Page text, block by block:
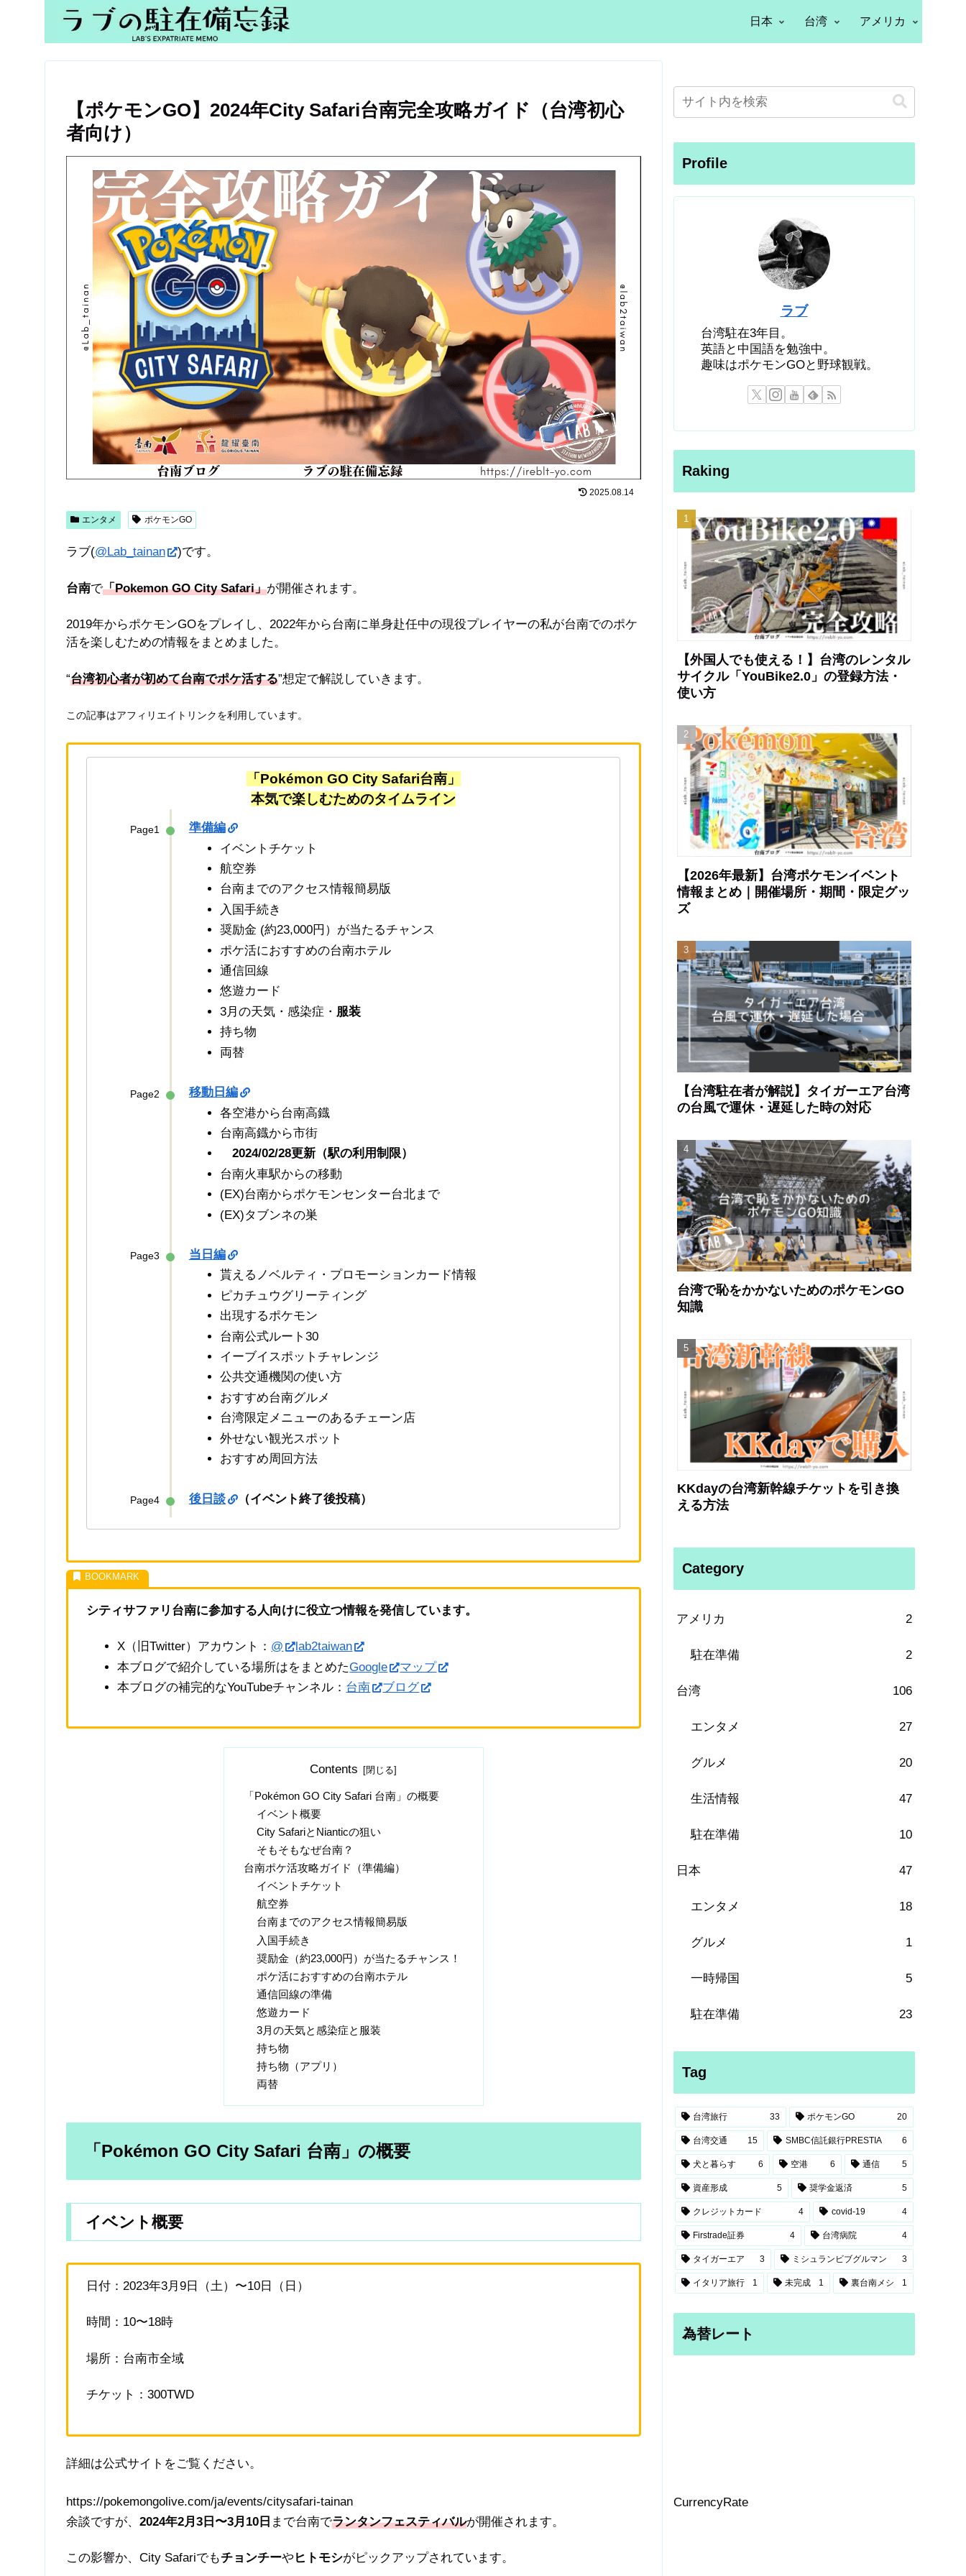
日本 台湾 アメリカ
【ポケモンGO】2024年City Safari台南完全攻略ガイド（台湾初心
者向け）
2025.08.14
エンタメ ポケモンGO
ラブ(@Lab_tainan )です。
台南で「Pokemon GO City Safari」が開催されます。
2019年からポケモンGOをプレイし、2022年から台南に単身赴任中の現役プレイヤーの私が台南でのポケ
活を楽しむための情報をまとめました。
“台湾初心者が初めて台南でポケ活する”想定で解説していきます。
この記事はアフィリエイトリンクを利用しています。
「Pokémon GO City Safari台南」
本気で楽しむためのタイムライン
Page1
準備編
イベントチケット
航空券
台南までのアクセス情報簡易版
入国手続き
奨励金 (約23,000円）が当たるチャンス
ポケ活におすすめの台南ホテル
通信回線
悠遊カード
3月の天気・感染症・ 服装
持ち物
両替
Page2
移動日編
各空港から台南高鐡
台南高鐡から市街
2024/02/28更新（駅の利用制限）
台南火車駅からの移動
(EX)台南からポケモンセンター台北まで
(EX)タブンネの巣
Page3
当日編
貰えるノベルティ・プロモーションカード情報
ピカチュウグリーティング
出現するポケモン
台南公式ルート30
イーブイスポットチャレンジ
公共交通機関の使い方
おすすめ台南グルメ
台湾限定メニューのあるチェーン店
外せない観光スポット
おすすめ周回方法
Page4 後日談 （イベント終了後投稿）
シティサファリ台南に参加する人向けに役立つ情報を発信しています。
X（旧Twitter）アカウント： @
lab2taiwan
本ブログで紹介している場所はをまとめたGoogle
マップ
本ブログの補完的なYouTubeチャンネル： 台南 ブログ
Contents
「Pokémon GO City Safari 台南」の概要
イベント概要
City SafariとNianticの狙い
そもそもなぜ台南？
台南ポケ活攻略ガイド（準備編）
イベントチケット
航空券
台南までのアクセス情報簡易版
入国手続き
奨励金（約23,000円）が当たるチャンス！
ポケ活におすすめの台南ホテル
通信回線の準備
悠遊カード
3月の天気と感染症と服装
持ち物
持ち物（アプリ）
両替
「Pokémon GO City Safari 台南」の概要
イベント概要
日付：2023年3月9日（土）〜10日（日）
時間：10〜18時
場所：台南市全域
チケット：300TWD
詳細は公式サイトをご覧ください。
https://pokemongolive.com/ja/events/citysafari-tainan
余談ですが、 2024年2月3日〜3月10日 まで台南でランタンフェスティバルが開催されます。
この影響か、City Safariでもチョンチーやヒトモシがピックアップされています。
Profile
ラブ
台湾駐在3年目。
英語と中国語を勉強中。
趣味はポケモンGOと野球観戦。
Raking
【外国人でも使える！】台湾のレンタル
サイクル「YouBike2.0」の登録方法・
使い方
【2026年最新】台湾ポケモンイベント
情報まとめ｜開催場所・期間・限定グッ
ズ
【台湾駐在者が解説】タイガーエア台湾
の台風で運休・遅延した時の対応
台湾で恥をかかないためのポケモンGO
知識
KKdayの台湾新幹線チケットを引き換
える方法
Category
アメリカ 2
駐在準備 2
台湾 106
エンタメ 27
グルメ 20
生活情報 47
駐在準備 10
日本 47
エンタメ 18
グルメ 1
一時帰国 5
駐在準備 23
Tag
台湾旅行 33 ポケモンGO 20
台湾交通 15 SMBC信託銀行PRESTIA 6
犬と暮らす 6 空港 6 通信 5
資産形成 5 奨学金返済 5
クレジットカード 4 covid-19 4
Firstrade証券 4 台湾病院 4
タイガーエア 3 ミシュランビブグルマン 3
イタリア旅行 1 未完成 1 裏台南メシ 1
為替レート
CurrencyRate